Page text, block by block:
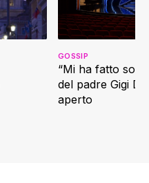
“Mi ha fatto
del padre Gigi
aperto
GOSSIP